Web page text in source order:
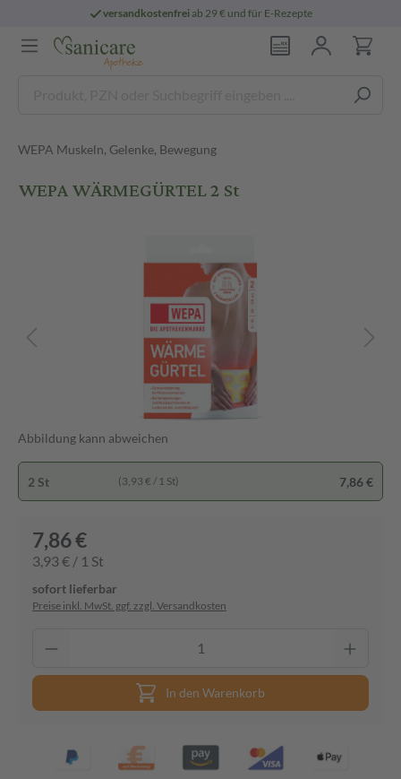
versandkostenfreiab 29 € und für E-Rezepte
WEPA Muskeln, Gelenke, Bewegung
WEPA WÄRMEGÜRTEL 2 St
Abbildung kann abweichen
2 St (3,93 € / 1 St) 7,86 €
7,86 €
3,93 € / 1 St
sofort lieferbar
Preise inkl. MwSt. ggf. zzgl. Versandkosten
In den Warenkorb